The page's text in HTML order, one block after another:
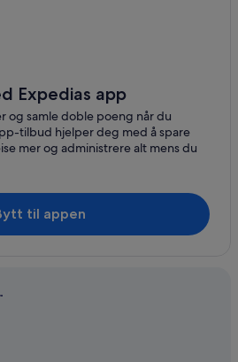
Expedias app
og samle doble poeng når du
tilbud hjelper deg med å spare
mer og administrere alt mens du
til appen